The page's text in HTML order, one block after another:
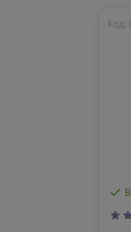
Код: